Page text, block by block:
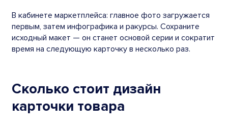
В кабинете маркетплейса: главное фото загружается
первым, затем инфографика и ракурсы. Сохраните
исходный макет — он станет основой серии и сократит
время на следующую карточку в несколько раз.
Сколько стоит дизайн
карточки товара